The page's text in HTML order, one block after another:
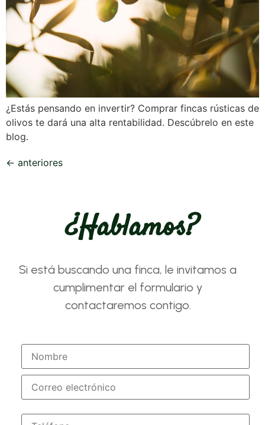
¿Estás pensando en invertir? Comprar fincas rústicas de
olivos te dará una alta rentabilidad. Descúbrelo en este
blog.
← anteriores
¿hablamos?
Si está buscando una finca, le invitamos a
cumplimentar el formulario y
contactaremos contigo.